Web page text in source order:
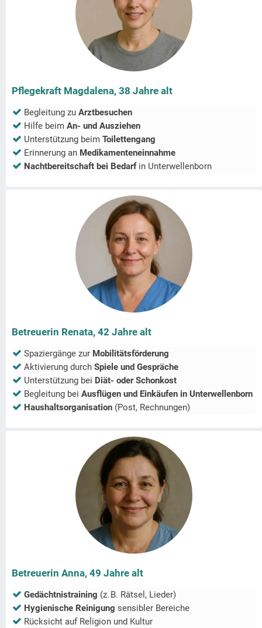
Pflegekraft Magdalena, 38 Jahre alt
Begleitung zu Arztbesuchen
Hilfe beim An- und Ausziehen
Unterstützung beim Toilettengang
Erinnerung an Medikamenteneinnahme
Nachtbereitschaft bei Bedarfin Unterwellenborn
Betreuerin Renata, 42 Jahre alt
Spaziergänge zur Mobilitätsförderung
Aktivierung durch Spiele und Gespräche
Unterstützung bei Diät- oder Schonkost
Begleitung bei Ausflügen und Einkäufen in Unterwellenborn
Haushaltsorganisation (Post, Rechnungen)
Betreuerin Anna, 49 Jahre alt
Gedächtnistraining (z. B. Rätsel, Lieder)
Hygienische Reinigung sensibler Bereiche
Rücksicht auf Religion und Kultur